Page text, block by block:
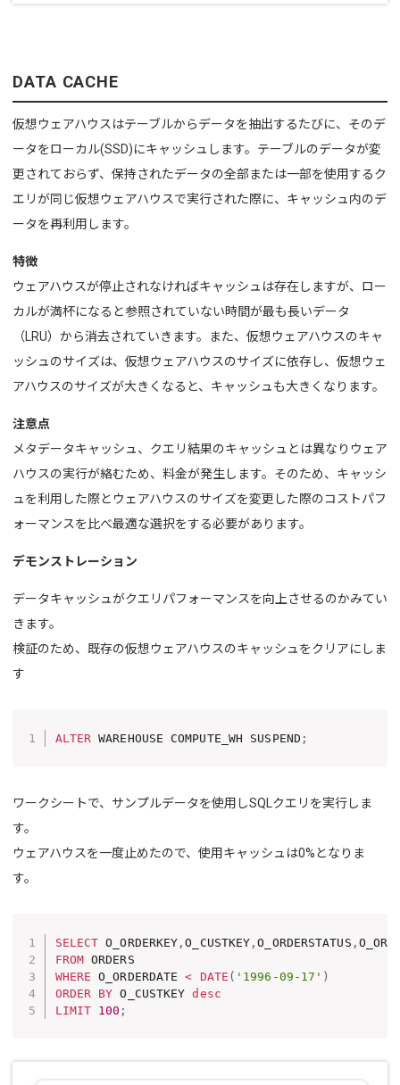
DATA CACHE
仮想ウェアハウスはテーブルからデータを抽出するたびに、そのデ
ータをローカル(SSD)にキャッシュします。 テーブルのデータが変
更されておらず、保持されたデータの全部または一部を使用するク
エリが同じ仮想ウェアハウスで実行された際に、 キャッシュ内のデ
ータを再利用します。
特徴
ウェアハウスが停止されなければキャッシュは存在しますが、 ロー
カルが満杯になると参照されていない時間が最も長いデータ
（LRU）から消去されていきます。また、 仮想ウェアハウスのキャ
ッシュのサイズは、仮想ウェアハウスのサイズに依存し、 仮想ウェ
アハウスのサイズが大きくなると、キャッシュも大きくなります。
注意点
メタデータキャッシュ、クエリ結果のキャッシュとは異なりウェア
ハウスの実行が絡むため、料金が発生します。そのため、キャッシ
ュを利用した際とウェアハウスのサイズを変更した際のコストパフ
ォーマンスを比べ最適な選択をする必要があります。
デモンストレーション
データキャッシュがクエリパフォーマンスを向上させるのかみてい
きます。
検証のため、既存の仮想ウェアハウスのキャッシュをクリアにしま
す
ALTER WAREHOUSE COMPUTE_WH SUSPEND ;
ワークシートで、サンプルデータを使用しSQLクエリを実行しま
す。
ウェアハウスを一度止めたので、使用キャッシュは0%となりま
す。
SELECT O_ORDERKEY ,O_CUSTKEY ,O_ORDERSTATUS ,
FROM
WHERE O_ORDERDATE < DATE ( '1996-09-17' )
ORDER BY O_CUSTKEY desc
LIMIT 100 ;